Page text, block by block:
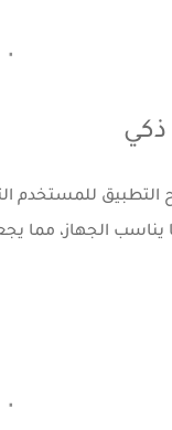
ذكي
التطبيق للمستخدم
الجهاز، مما